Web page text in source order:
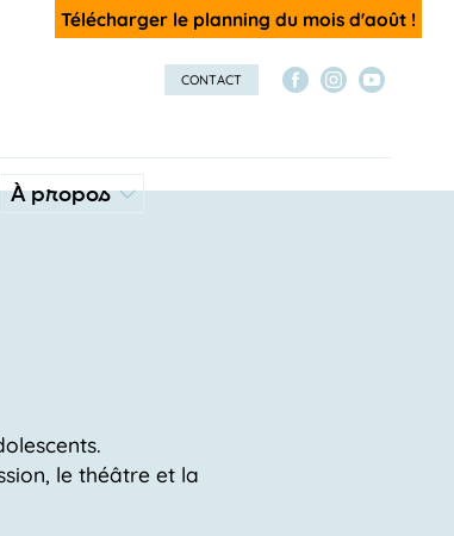
Télécharger le planning du mois d'août !
À propos
CONTACT
le théâtre et la